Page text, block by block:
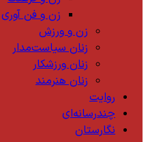
زن و فن آوری
زن و ورزش
زنان سیاست‌مدار
زنان ورزشکار
زنان هنرمند
روایت
چندرسانه‌ای
نگارستان